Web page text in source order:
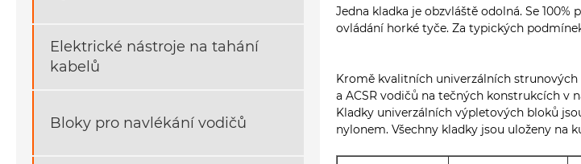
Elektrické nástroje na tahání
kabelů
Bloky pro navlékání vodičů
Jedna kladka je obzvláště odolná. Se
ovládání horké tyče. Za typických
Kromě kvalitních univerzálních
a ACSR vodičů na tečných konstrukcích v
Kladky univerzálních výpletových bloků
nylonem. Všechny kladky jsou uloženy na